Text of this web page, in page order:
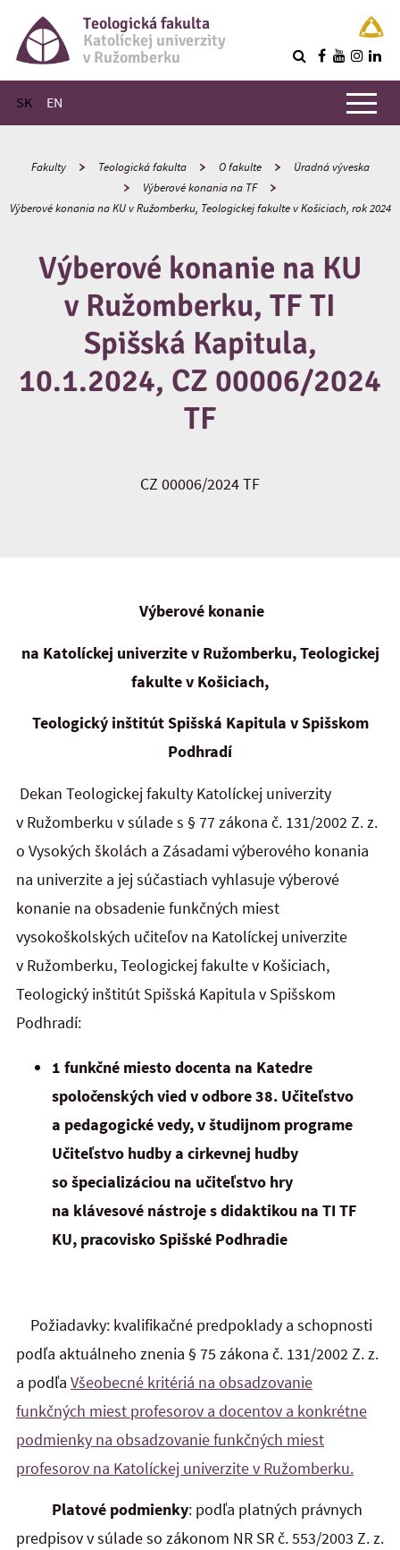
Teologická fakulta
Katolíckej univerzity
v Ružomberku
SK EN
Hlavné menu
Fakulty Teologická fakulta O fakulte
Úradná výveska
Výberové konania na TF
Výberové konania na KU v Ružomberku, Teologickej fakulte v Košiciach, rok 2024
Výberové konanie na KU
v Ružomberku, TF TI
Spišská Kapitula,
10.1.2024, CZ 00006/2024
TF
CZ 00006/2024 TF
Výberové konanie
na Katolíckej univerzite v Ružomberku, Teologickej
fakulte v Košiciach,
Teologický inštitút Spišská Kapitula v Spišskom
Podhradí
Dekan Teologickej fakulty Katolíckej univerzity
v Ružomberku v súlade s § 77 zákona č. 131/2002 Z. z.
o Vysokých školách a Zásadami výberového konania
na univerzite a jej súčastiach vyhlasuje výberové
konanie na obsadenie funkčných miest
vysokoškolských učiteľov na Katolíckej univerzite
v Ružomberku, Teologickej fakulte v Košiciach,
Teologický inštitút Spišská Kapitula v Spišskom
Podhradí:
1 funkčné miesto docenta na Katedre
spoločenských vied v odbore 38. Učiteľstvo
a pedagogické vedy, v študijnom programe
Učiteľstvo hudby a cirkevnej hudby
so špecializáciou na učiteľstvo hry
na klávesové nástroje s didaktikou na TI TF
KU, pracovisko Spišské Podhradie
Požiadavky: kvalifikačné predpoklady a schopnosti
podľa aktuálneho znenia § 75 zákona č. 131/2002 Z. z.
a podľa Všeobecné kritériá na obsadzovanie
funkčných miest profesorov a docentov a konkrétne
podmienky na obsadzovanie funkčných miest
profesorov na Katolíckej univerzite v Ružomberku.
Platové podmienky: podľa platných právnych
predpisov v súlade so zákonom NR SR č. 553/2003 Z. z.